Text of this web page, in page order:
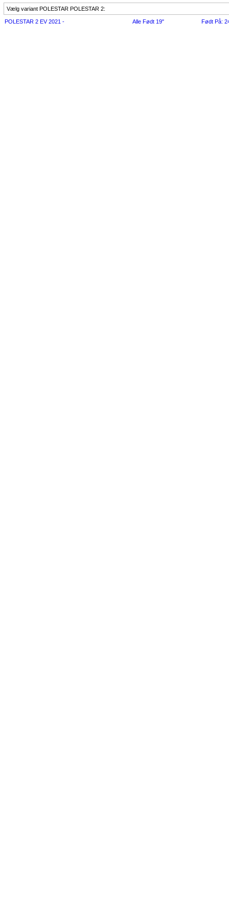
Vælg variant POLESTAR POLESTAR 2:
POLESTAR 2 EV 2021 - Alle Født 19" Født På: